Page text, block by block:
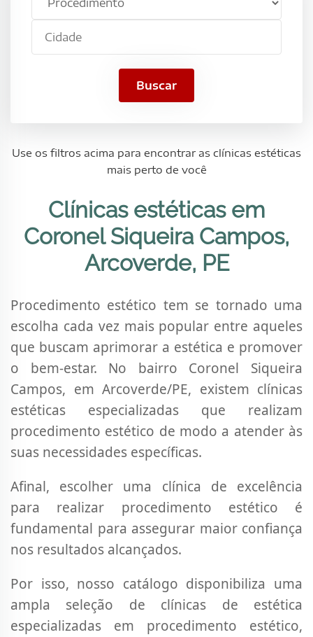
Campos,
Arcoverde,
Buscar
Use os filtros acima para encontrar as clínicas estéticas
mais perto de você
Clínicas estéticas em
Coronel Siqueira Campos,
Arcoverde, PE
Procedimento estético tem se tornado uma
escolha cada vez mais popular entre aqueles
que buscam aprimorar a estética e promover
o bem-estar. No bairro Coronel Siqueira
Campos, em Arcoverde/PE, existem clínicas
estéticas especializadas que realizam
procedimento estético de modo a atender às
suas necessidades específicas.
Afinal, escolher uma clínica de excelência
para realizar procedimento estético é
fundamental para assegurar maior confiança
nos resultados alcançados.
Por isso, nosso catálogo disponibiliza uma
ampla seleção de clínicas de estética
especializadas em procedimento estético,